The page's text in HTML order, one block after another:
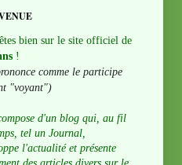
bien sur le site officiel de
!
comme le participe
"voyant")
d'un blog qui, au fil
tel un Journal,
l'actualité et présente